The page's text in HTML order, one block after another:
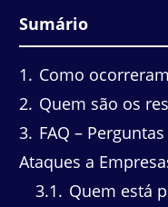
Sumário
1
Como
2 Quem são os
3 FAQ –
Ataques a
3.1
Quem está